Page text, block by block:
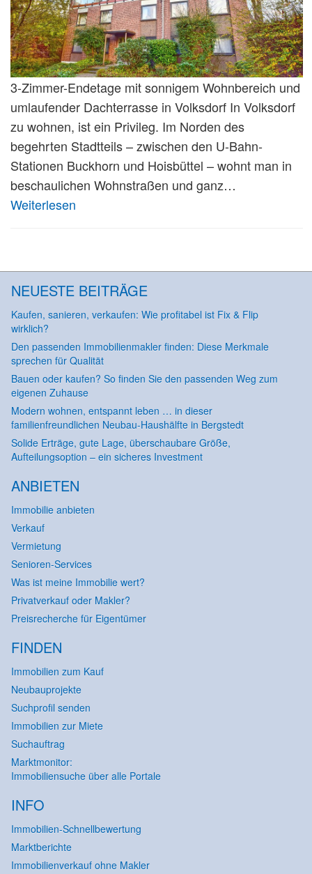
3-Zimmer-Endetage mit sonnigem Wohnbereich und
umlaufender Dachterrasse in Volksdorf In Volksdorf
zu wohnen, ist ein Privileg. Im Norden des
begehrten Stadtteils – zwischen den U-Bahn-
Stationen Buckhorn und Hoisbüttel – wohnt man in
beschaulichen Wohnstraßen und ganz…
Weiterlesen
NEUESTE BEITRÄGE
Kaufen, sanieren, verkaufen: Wie profitabel ist Fix & Flip
wirklich?
Den passenden Immobilienmakler finden: Diese Merkmale
sprechen für Qualität
Bauen oder kaufen? So finden Sie den passenden Weg zum
eigenen Zuhause
Modern wohnen, entspannt leben … in dieser
familienfreundlichen Neubau-Haushälfte in Bergstedt
Solide Erträge, gute Lage, überschaubare Größe,
Aufteilungsoption – ein sicheres Investment
ANBIETEN
Immobilie anbieten
Verkauf
Vermietung
Senioren-Services
Was ist meine Immobilie wert?
Privatverkauf oder Makler?
Preisrecherche für Eigentümer
FINDEN
Immobilien zum Kauf
Neubauprojekte
Suchprofil senden
Immobilien zur Miete
Suchauftrag
Marktmonitor:
Immobiliensuche über alle Portale
INFO
Immobilien-Schnellbewertung
Marktberichte
Immobilienverkauf ohne Makler